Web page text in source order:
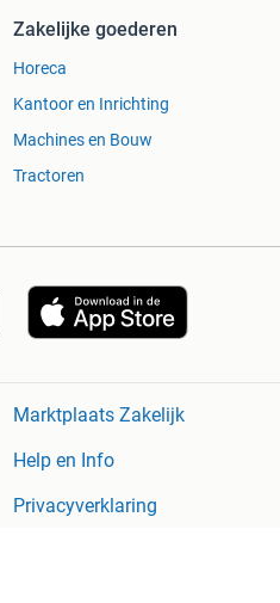
Zakelijke goederen
Horeca
Kantoor en Inrichting
Machines en Bouw
Tractoren
Marktplaats Zakelijk
Help en Info
Privacyverklaring